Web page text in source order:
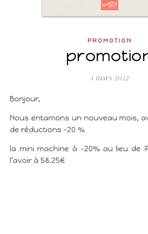
PROMOTION
1 mars 2022
Bonjour,
Nous entamons un nouveau mois,
de réductions -20 %
la mini machine à -20% au lieu de
l’avoir à 58.25€